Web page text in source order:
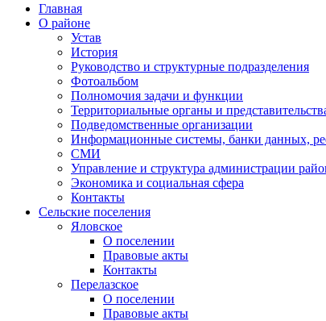
Главная
О районе
Устав
История
Руководство и структурные подразделения
Фотоальбом
Полномочия задачи и функции
Территориальные органы и
Подведомственные организации
Информационные системы, банки данных,
СМИ
Управление и структура администрации
Экономика и социальная сфера
Контакты
Сельские поселения
Яловское
О поселении
Правовые акты
Контакты
Перелазское
О поселении
Правовые акты